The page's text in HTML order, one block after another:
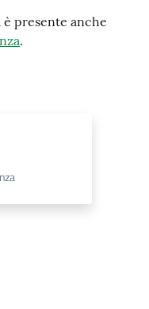
presente anche
.